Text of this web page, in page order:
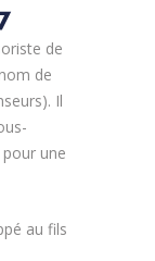
de
de
Il
une
au fils